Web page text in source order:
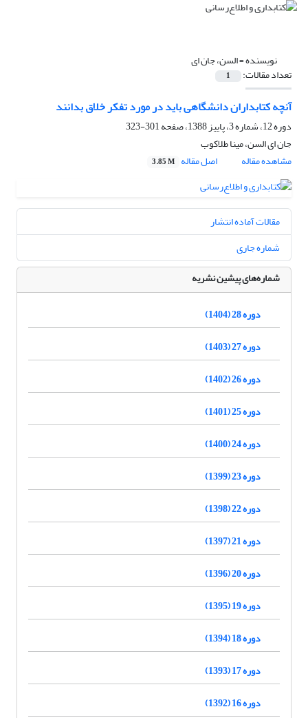
نویسنده =السن، جان ای
تعداد مقالات: 1
آنچه کتابداران دانشگاهی باید در مورد تفکر خلاق بدانند
دوره 12، شماره 3، پاییز 1388، صفحه
301-323
جان ای السن، مینا طلاکوب
مشاهده مقاله
اصل مقاله 3.85 M
مقالات آماده انتشار
شماره جاری
شماره‌های پیشین نشریه
دوره 28 (1404)
دوره 27 (1403)
دوره 26 (1402)
دوره 25 (1401)
دوره 24 (1400)
دوره 23 (1399)
دوره 22 (1398)
دوره 21 (1397)
دوره 20 (1396)
دوره 19 (1395)
دوره 18 (1394)
دوره 17 (1393)
دوره 16 (1392)